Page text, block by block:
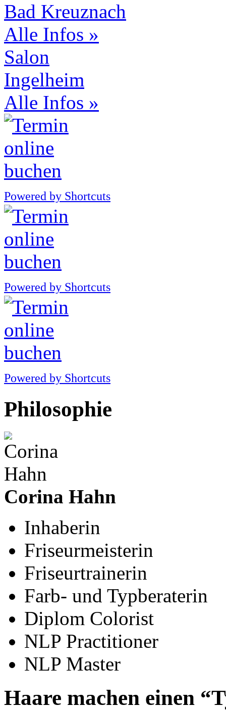
Bad Kreuznach
Alle Infos »
Salon
Ingelheim
Alle Infos »
Powered by Shortcuts
Powered by Shortcuts
Powered by Shortcuts
Philosophie
Corina Hahn
Inhaberin
Friseurmeisterin
Friseurtrainerin
Farb- und Typberaterin
Diplom Colorist
NLP Practitioner
NLP Master
Haare machen einen